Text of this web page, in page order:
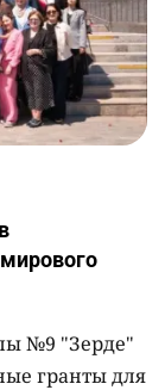
№9 "Зерде"
гранты для